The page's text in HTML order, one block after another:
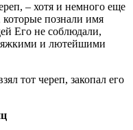
– хотя и немного еще
познали имя
Его не соблюдали,
и лютейшими
тот череп, закопал его